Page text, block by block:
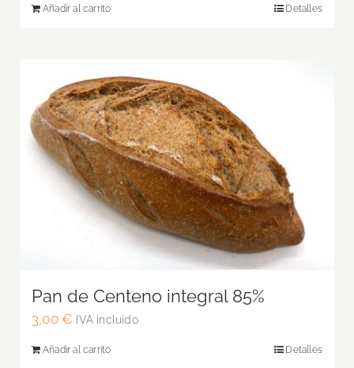
Añadir al carrito Detalles
Pan de Centeno integral 85%
3,00 € IVA incluido
Añadir al carrito Detalles